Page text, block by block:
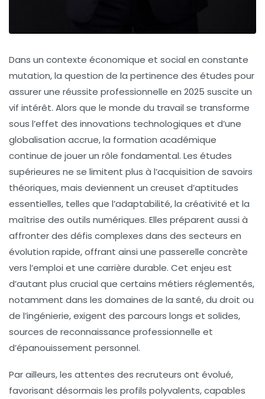
Dans un contexte économique et social en constante
mutation, la question de la pertinence des études pour
assurer une réussite professionnelle en 2025 suscite un
vif intérêt. Alors que le monde du travail se transforme
sous l’effet des innovations technologiques et d’une
globalisation accrue, la formation académique
continue de jouer un rôle fondamental. Les études
supérieures ne se limitent plus à l’acquisition de savoirs
théoriques, mais deviennent un creuset d’aptitudes
essentielles, telles que l’adaptabilité, la créativité et la
maîtrise des outils numériques. Elles préparent aussi à
affronter des défis complexes dans des secteurs en
évolution rapide, offrant ainsi une passerelle concrète
vers l’emploi et une carrière durable. Cet enjeu est
d’autant plus crucial que certains métiers réglementés,
notamment dans les domaines de la santé, du droit ou
de l’ingénierie, exigent des parcours longs et solides,
sources de reconnaissance professionnelle et
d’épanouissement personnel.
Par ailleurs, les attentes des recruteurs ont évolué,
favorisant désormais les profils polyvalents, capables